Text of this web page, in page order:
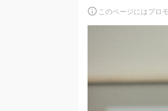
このページにはプロ